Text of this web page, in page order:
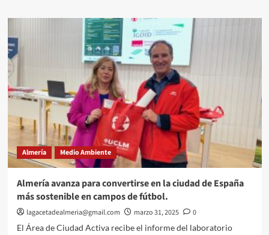
La
convierte
en
el
escenario
del
arranque
de
la
del
Grupo
Social
Almería Medio Ambiente
Almería avanza para convertirse en la ciudad de España
más sostenible en campos de fútbol.
lagacetadealmeria@gmail.com marzo 31, 2025
0
El Área de Ciudad Activa recibe el informe del laboratorio